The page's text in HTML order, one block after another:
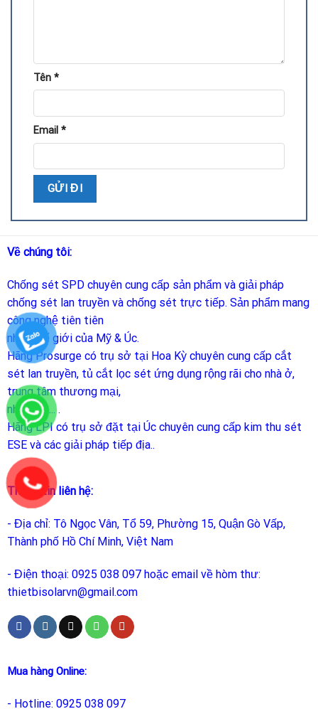
Tên *
Email *
Về chúng tôi:
Chống sét SPD chuyên cung cấp sản phẩm và giải pháp
chống sét lan truyền và chống sét trực tiếp. Sản phẩm mang
công nghệ tiên tiên
nhất thế giới của Mỹ & Úc.
Hãng Prosurge có trụ sở tại Hoa Kỳ chuyên cung cấp cắt
sét lan truyền, tủ cắt lọc sét ứng dụng rộng rãi cho nhà ở,
trung tâm thương mại,
nhà máy.... .
Hãng LPIcó trụ sở đặt tại Úc chuyên cung cấp kim thu sét
ESE và các giải pháp tiếp địa..
Thông tin liên hệ:
- Địa chỉ: Tô Ngọc Vân, Tổ 59, Phường 15, Quận Gò Vấp,
Thành phố Hồ Chí Minh, Việt Nam
- Điện thoại: 0925 038 097 hoặc email về hòm thư:
thietbisolarvn@gmail.com
Mua hàng Online:
- Hotline: 0925 038 097